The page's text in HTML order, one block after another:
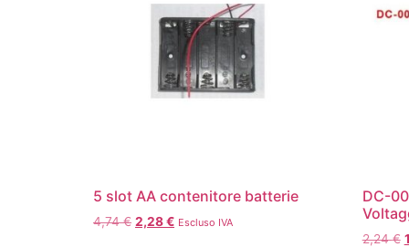
5 slot AA contenitore batterie
4,74€ 2,28€ Escluso IVA
DC-
2,24€